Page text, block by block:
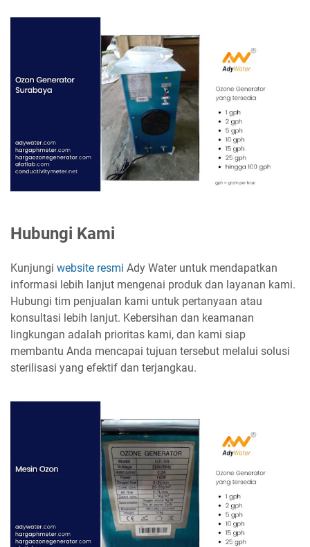
Hubungi Kami
Kunjungi website resmi Ady Water untuk mendapatkan
informasi lebih lanjut mengenai produk dan layanan kami.
Hubungi tim penjualan kami untuk pertanyaan atau
konsultasi lebih lanjut. Kebersihan dan keamanan
lingkungan adalah prioritas kami, dan kami siap
membantu Anda mencapai tujuan tersebut melalui solusi
sterilisasi yang efektif dan terjangkau.